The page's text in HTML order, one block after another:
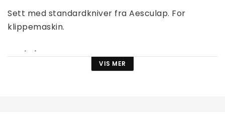
Sett med standardkniver fra Aesculap. For
klippemaskin.
Funksjoner:
Svært lang levetid takket være slitesterkt
VIS MER